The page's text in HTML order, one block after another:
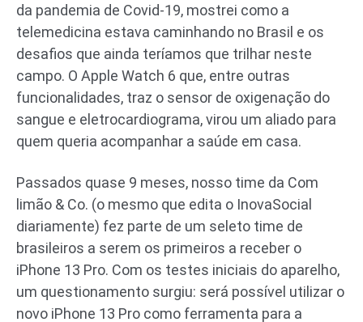
da pandemia de Covid-19, mostrei como a
telemedicina estava caminhando no Brasil e os
desafios que ainda teríamos que trilhar neste
campo. O Apple Watch 6 que, entre outras
funcionalidades, traz o sensor de oxigenação do
sangue e eletrocardiograma, virou um aliado para
quem queria acompanhar a saúde em casa.
Passados quase 9 meses, nosso time da Com
limão & Co. (o mesmo que edita o InovaSocial
diariamente) fez parte de um seleto time de
brasileiros a serem os primeiros a receber o
iPhone 13 Pro. Com os testes iniciais do aparelho,
um questionamento surgiu: será possível utilizar o
novo iPhone 13 Pro como ferramenta para a